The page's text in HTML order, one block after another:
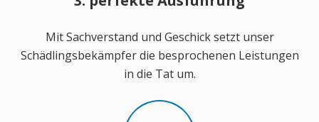
Mit Sachverstand und Geschick setzt unser
Schädlingsbekämpfer die besprochenen Leistungen
in die Tat um.